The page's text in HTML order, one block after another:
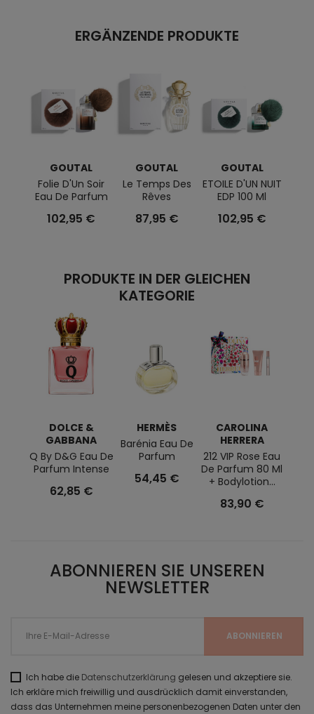
ERGÄNZENDE PRODUKTE
GOUTAL
Folie D'Un Soir
Eau De Parfum
102,95 €
GOUTAL
Le Temps Des
Rêves
87,95 €
GOUTAL
ETOILE D'UN NUIT
EDP 100 Ml
102,95 €
PRODUKTE IN DER GLEICHEN
KATEGORIE
DOLCE &
GABBANA
Q By D&G Eau De
Parfum Intense
62,85 €
HERMÈS
Barénia Eau De
Parfum
54,45 €
CAROLINA
HERRERA
212 VIP Rose Eau
De Parfum 80 Ml
+ Bodylotion...
83,90 €
ABONNIEREN SIE UNSEREN
NEWSLETTER
Ich habe die Datenschutzerklärung gelesen und akzeptiere sie.
Ich erkläre mich freiwillig und ausdrücklich damit einverstanden,
dass das Unternehmen meine personenbezogenen Daten unter den